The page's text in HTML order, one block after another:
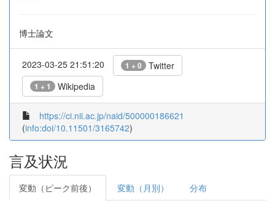
博士論文
2023-03-25 21:51:20 1 + 0 Twitter
1 + 1 Wikipedia
https://ci.nii.ac.jp/naid/500000186621
(info:doi/10.11501/3165742)
言及状況
変動（ピーク前後） 変動（月別） 分布